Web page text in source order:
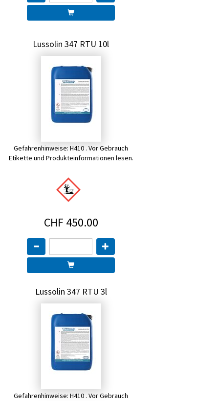
Lussolin 347 RTU 10l
Gefahrenhinweise: H410 . Vor Gebrauch
Etikette und Produkteinformationen lesen.
CHF 450.00
Lussolin 347 RTU 3l
Gefahrenhinweise: H410 . Vor Gebrauch